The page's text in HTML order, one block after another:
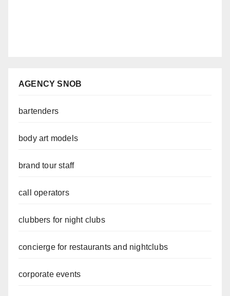
AGENCY SNOB
bartenders
body art models
brand tour staff
call operators
clubbers for night clubs
concierge for restaurants and nightclubs
corporate events